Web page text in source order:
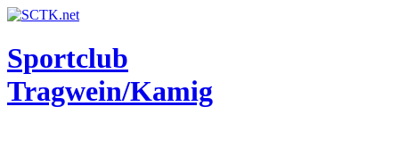
Sportclub
Tragwein/Kamig